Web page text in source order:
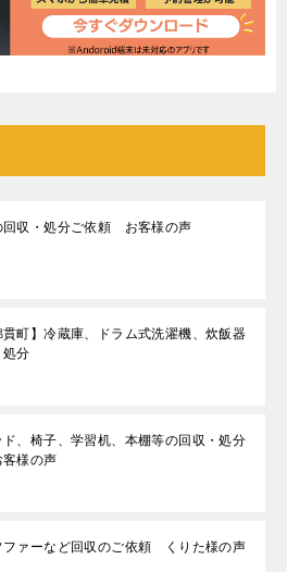
回収・処分ご依頼 お客様の声
貫町】冷蔵庫、ドラム式洗濯機、炊飯器
処分
ド、椅子、学習机、本棚等の回収・処分
様の声
ファーなど回収のご依頼 くりた様の声